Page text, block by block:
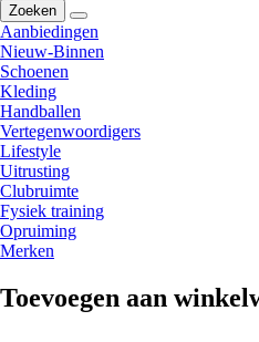
Zoeken
Aanbiedingen
Nieuw-Binnen
Schoenen
Kleding
Handballen
Vertegenwoordigers
Lifestyle
Uitrusting
Clubruimte
Fysiek training
Opruiming
Merken
Toevoegen aan